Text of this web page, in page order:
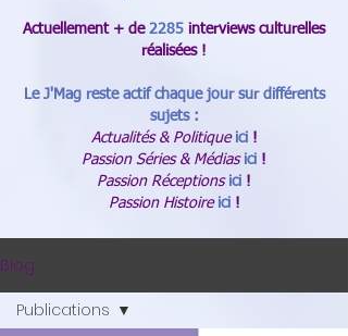
Actuellement + de 2285 interviews culturelles
réalisées !
Le J'Mag reste actif chaque jour sur différents
sujets :
Actualités & Politique ici!
Passion Séries & Médias ici !
Passion Réceptions ici !
Passion Histoire ici !
Blog
Publications